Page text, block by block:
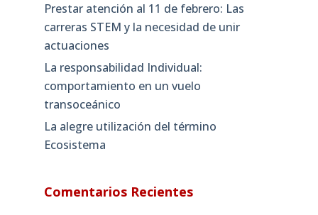
Prestar atención al 11 de febrero: Las
carreras STEM y la necesidad de unir
actuaciones
La responsabilidad Individual:
comportamiento en un vuelo
transoceánico
La alegre utilización del término
Ecosistema
Comentarios Recientes